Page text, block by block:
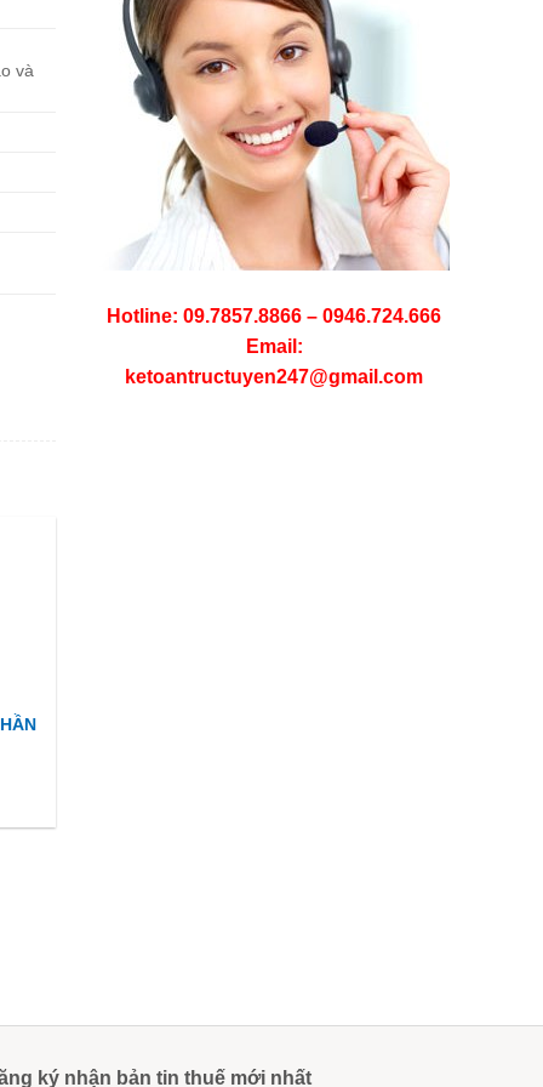
và
Hotline: 09.7857.8866 – 0946.724.666
Email:
ketoantructuyen247@gmail.com
ký nhận bản tin thuế mới nhất